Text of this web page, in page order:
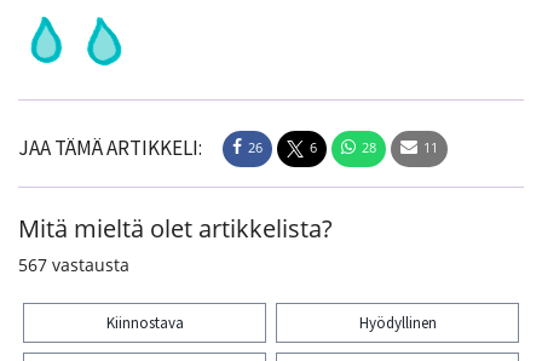
JAA TÄMÄ ARTIKKELI: 26 6 28 11
Mitä mieltä olet artikkelista?
567 vastausta
Kiinnostava Hyödyllinen